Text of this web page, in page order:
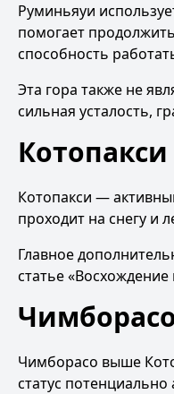
Руминьяуи
помогает
способность
Эта гора также не
сильная усталость,
Котопакси —
проходит на снегу и
Главное
статье«Восхождение
Чимборасо выше
статус